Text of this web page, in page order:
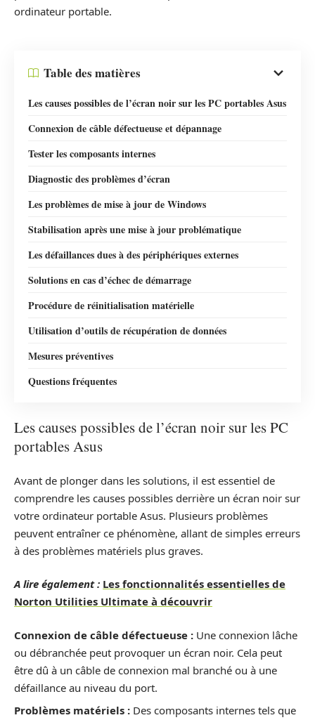
ordinateur portable.
Table des matières
Les causes possibles de l’écran noir sur les PC portables Asus
Connexion de câble défectueuse et dépannage
Tester les composants internes
Diagnostic des problèmes d’écran
Les problèmes de mise à jour de Windows
Stabilisation après une mise à jour problématique
Les défaillances dues à des périphériques externes
Solutions en cas d’échec de démarrage
Procédure de réinitialisation matérielle
Utilisation d’outils de récupération de données
Mesures préventives
Questions fréquentes
Les causes possibles de l’écran noir sur les PC
portables Asus
Avant de plonger dans les solutions, il est essentiel de
comprendre les causes possibles derrière un écran noir sur
votre ordinateur portable Asus. Plusieurs problèmes
peuvent entraîner ce phénomène, allant de simples erreurs
à des problèmes matériels plus graves.
A lire également : Les fonctionnalités essentielles de
Norton Utilities Ultimate à découvrir
Connexion de câble défectueuse : Une connexion lâche
ou débranchée peut provoquer un écran noir. Cela peut
être dû à un câble de connexion mal branché ou à une
défaillance au niveau du port.
Problèmes matériels : Des composants internes tels que